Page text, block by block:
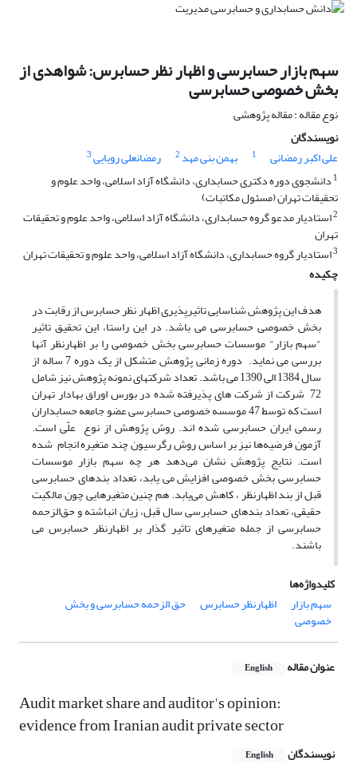
سهم بازار حسابرسی و اظهار نظر حسابرس: شواهدی از
بخش خصوصی حسابرسی
نوع مقاله : مقاله پژوهشی
نویسندگان
علی اکبر رمضانی
1 بهمن بنی مهد 2 رمضانعلی رویایی3
1 دانشجوی دوره دکتری حسابداری، دانشگاه آزاد اسلامی، واحد علوم و
تحقیقات تهران (مسئول مکاتبات)
2استادیار مدعو گروه حسابداری، دانشگاه آزاد اسلامی، واحد علوم و تحقیقات
تهران
3استادیار گروه حسابداری، دانشگاه آزاد اسلامی، واحد علوم و تحقیقات تهران
چکیده
هدف این پژوهش شناسایی تاثیرپذیری اظهار نظر حسابرس از رقابت در
بخش خصوصی حسابرسی می باشد. در این راستا، این تحقیق تاثیر
"سهم بازار" موسسات حسابرسی بخش خصوصی را بر اظهارنظر آنها
بررسی می نماید. دوره زمانی پژوهش متشکل از یک دوره 7 ساله از
سال 1384 الی 1390 می باشد. تعداد شرکتهای نمونه پژوهش نیز شامل
72 شرکت از شرکت های پذیرفته شده در بورس اوراق بهادار تهران
است که توسط 47 موسسه خصوصی حسابرسی عضو جامعه حسابداران
رسمی ایران حسابرسی شده اند. روش پژوهش از نوع علّی است.
آزمون فرضیه‌ها نیز بر اساس روش رگرسیون چند متغیره انجام شده
است. نتایج پژوهش نشان می‌دهد هر چه سهم بازار موسسات
حسابرسی بخش خصوصی افزایش می یابد، تعداد بندهای حسابرسی
قبل از بند اظهارنظر ، کاهش می‌یابد. هم چنین متغیرهایی چون مالکیت
حقیقی، تعداد بندهای حسابرسی سال قبل، زیان انباشته و حق‌الزحمه
حسابرسی از جمله متغیرهای تاثیر گذار بر اظهارنظر حسابرس می
باشند.
کلیدواژه‌ها
سهم بازار
اظهارنظر حسابرس حق الزحمه حسابرسی و بخش
خصوصی
عنوان مقاله English
Audit market share and auditor's opinion:
evidence from Iranian audit private sector
نویسندگان English